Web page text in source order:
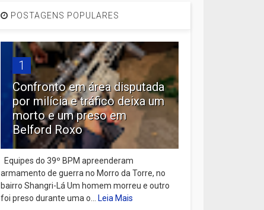
POSTAGENS POPULARES
1
Confronto em área disputada
por milícia e tráfico deixa um
morto e um preso em
Belford Roxo
Equipes do 39º BPM apreenderam
armamento de guerra no Morro da Torre, no
bairro Shangri-Lá Um homem morreu e outro
foi preso durante uma o...Leia Mais